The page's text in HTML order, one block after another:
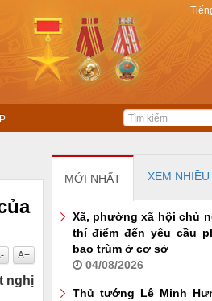
A+
nghị
MỚI NHẤT XEM NHIỀU
Xã, phường xã hội chủ
thí điểm đến yêu cầu
bao trùm ở cơ sở
04/08/2026
Thủ tướng Lê Minh